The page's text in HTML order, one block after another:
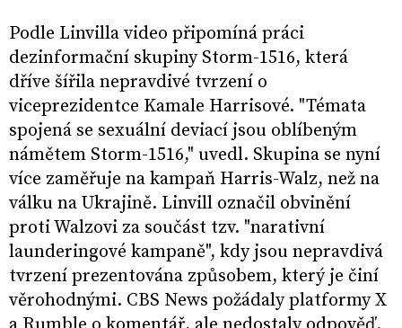
Podle Linvilla video připomíná práci
dezinformační skupiny Storm-1516, která
dříve šířila nepravdivé tvrzení o
viceprezidentce Kamale Harrisové. "Témata
spojená se sexuální deviací jsou oblíbeným
námětem Storm-1516," uvedl. Skupina se nyní
více zaměřuje na kampaň Harris-Walz, než na
válku na Ukrajině. Linvill označil obvinění
proti Walzovi za součást tzv. "narativní
launderingové kampaně", kdy jsou nepravdivá
tvrzení prezentována způsobem, který je činí
věrohodnými. CBS News požádaly platformy X